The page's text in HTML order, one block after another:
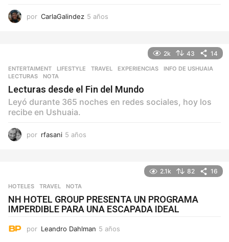
por CarlaGalindez 5 años
2k 43 14
ENTERTAIMENT ,LIFESTYLE ,TRAVEL EXPERIENCIAS ,INFO DE USHUAIA
LECTURAS
,NOTA
Lecturas desde el Fin del Mundo
Leyó durante 365 noches en redes sociales, hoy los
recibe en Ushuaia.
por rfasani 5 años
2.1k 82 16
HOTELES ,TRAVEL NOTA
NH HOTEL GROUP PRESENTA UN PROGRAMA
IMPERDIBLE PARA UNA ESCAPADA IDEAL
por Leandro Dahlman 5 años